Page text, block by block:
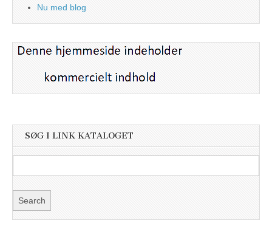
Nu med blog
SØG I LINK KATALOGET